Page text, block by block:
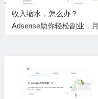
收入缩水，怎么办？
Adsense助你轻松副业，月